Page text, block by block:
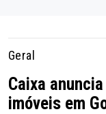
Geral
Caixa
imóveis em